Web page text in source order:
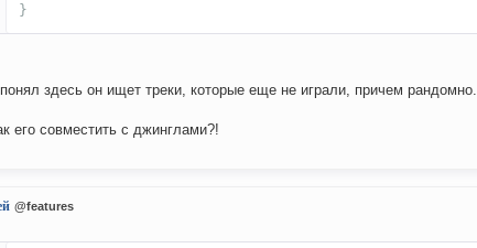
}
здесь он ищет треки, которые еще не играли, причем рандомно.
его совместить с джинглами?!
@features